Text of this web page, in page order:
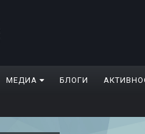
МЕДИА БЛОГИ